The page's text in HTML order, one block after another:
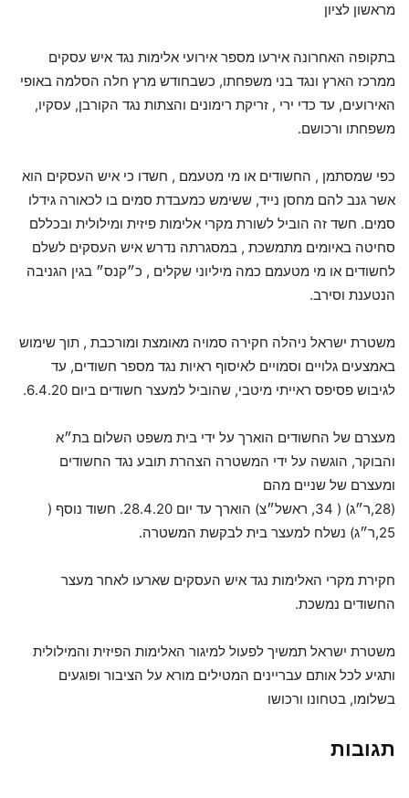
מראשון לציון
בתקופה האחרונה אירעו מספר אירועי אלימות נגד איש עסקים
ממרכז הארץ ונגד בני משפחתו, כשבחודש מרץ חלה הסלמה באופי
האירועים, עד כדי ירי , זריקת רימונים והצתות נגד הקורבן, עסקיו,
משפחתו ורכושם.
כפי שמסתמן , החשודים או מי מטעמם , חשדו כי איש העסקים הוא
אשר גנב להם מחסן נייד, ששימש כמעבדת סמים בו לכאורה גידלו
סמים. חשד זה הוביל לשורת מקרי אלימות פיזית ומילולית ובכללם
סחיטה באיומים מתמשכת , במסגרתה נדרש איש העסקים לשלם
לחשודים או מי מטעמם כמה מיליוני שקלים , כ״קנס״ בגין הגניבה
הנטענת וסירב.
משטרת ישראל ניהלה חקירה סמויה מאומצת ומורכבת , תוך שימוש
באמצעים גלויים וסמויים לאיסוף ראיות נגד מספר חשודים, עד
לגיבוש פסיפס ראייתי מיטבי, שהוביל למעצר חשודים ביום 6.4.20.
מעצרם של החשודים הוארך על ידי בית משפט השלום בת״א
והבוקר, הוגשה על ידי המשטרה הצהרת תובע נגד החשודים
ומעצרם של שניים מהם
(28,ר״ג) ( 34, ראשל״צ) הוארך עד יום 28.4.20. חשוד נוסף (
25,ר״ג) נשלח למעצר בית לבקשת המשטרה.
חקירת מקרי האלימות נגד איש העסקים שארעו לאחר מעצר
החשודים נמשכת.
משטרת ישראל תמשיך לפעול למיגור האלימות הפיזית והמילולית
ותגיע לכל אותם עבריינים המטילים מורא על הציבור ופוגעים
בשלומו, בטחונו ורכושו
תגובות